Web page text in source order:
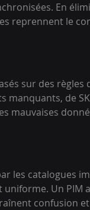
En
reprennent le
sur des règles
manquants, de
mauvaises
les catalogues
Un PIM
confusion